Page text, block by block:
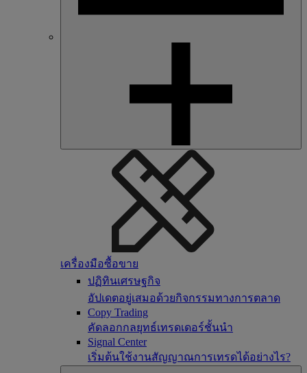
เครื่องมือซื้อขาย
ปฏิทินเศรษฐกิจ
อัปเดตอยู่เสมอด้วยกิจกรรมทางการตลาด
Copy Trading
คัดลอกกลยุทธ์เทรดเดอร์ชั้นนำ
Signal Center
เริ่มต้นใช้งานสัญญาณการเทรดได้อย่างไร?